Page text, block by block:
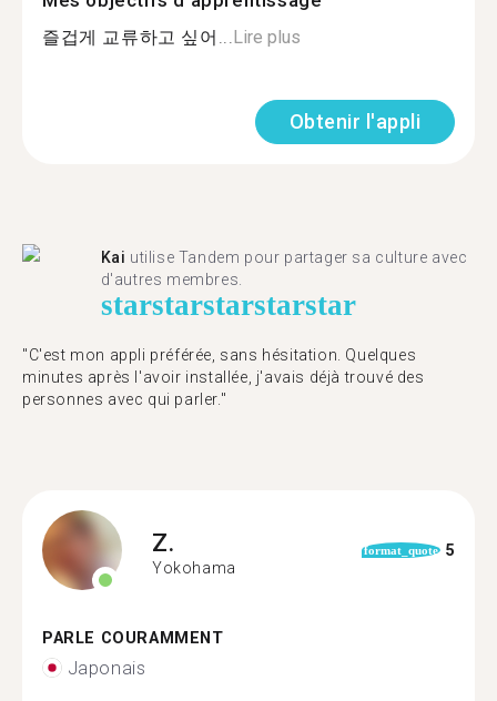
즐겁게 교류하고 싶어...Lire plus
Obtenir l'appli
Kai utilise Tandem pour partager sa culture avec
d'autres membres.
starstarstarstarstar
"C'est mon appli préférée, sans hésitation. Quelques
minutes après l'avoir installée, j'avais déjà trouvé des
personnes avec qui parler."
Z.
Yokohama
format_quote 5
PARLE COURAMMENT
Japonais